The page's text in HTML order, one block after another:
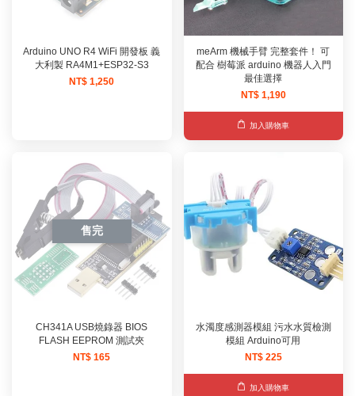
Arduino UNO R4 WiFi 開發板 義
大利製 RA4M1+ESP32-S3
NT$ 1,250
meArm 機械手臂 完整套件！ 可
配合 樹莓派 arduino 機器人入門
最佳選擇
NT$ 1,190
加入購物車
售完
CH341A USB燒錄器 BIOS
FLASH EEPROM 測試夾
NT$ 165
水濁度感測器模組 污水水質檢測
模組 Arduino可用
NT$ 225
加入購物車